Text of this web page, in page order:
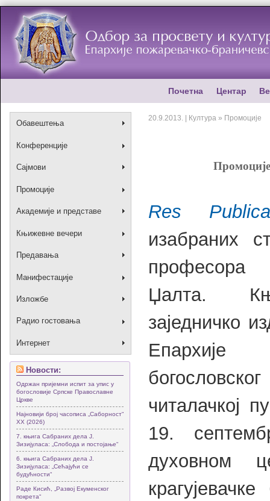
Почетна Центар
Обавештења
Конференције
Сајмови
Промоције
Академије и представе
Књижевне вечери
Предавања
Манифестације
Изложбе
Радио гостовања
Интернет
Новости:
Одржан пријемни испит за упис у
богословије Српске Православне
Цркве
Најновији број часописа „Саборност“
XX (2026)
7. књига Сабраних дела Ј.
Зизијуласа: „Слобода и постојање“
6. књига Сабраних дела Ј.
Зизијуласа: „Сећајући се
будућности“
Раде Кисић, „Развој Екуменског
покрета“
20.9.2013. | Култура » Промоције
Res Publicа
изабраних
Џалта.
заједничко
Епархије
читалачкој
19.
духовном